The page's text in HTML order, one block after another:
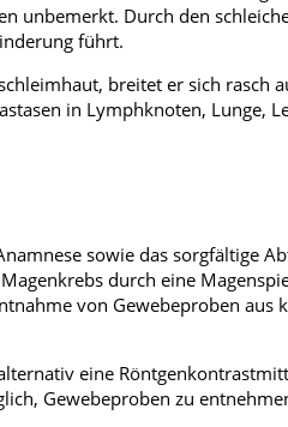
unbemerkt. Durch den
führt.
breitet er sich rasch
in Lymphknoten, Lunge,
sowie das sorgfältige
durch eine
von Gewebeproben aus
eine
Gewebeproben zu